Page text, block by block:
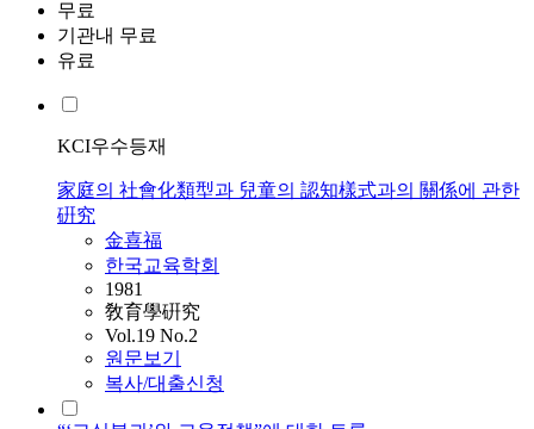
무료
기관내 무료
유료
KCI우수등재
家庭의 社會化類型과 兒童의 認知樣式과의 關係에 관한
硏究
金喜福
한국교육학회
1981
敎育學硏究
Vol.19 No.2
원문보기
복사/대출신청